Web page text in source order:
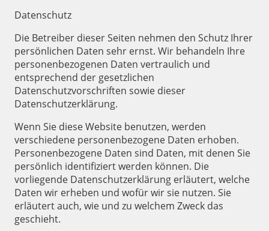
Datenschutz
Die Betreiber dieser Seiten nehmen den Schutz Ihrer
persönlichen Daten sehr ernst. Wir behandeln Ihre
personenbezogenen Daten vertraulich und
entsprechend der gesetzlichen
Datenschutzvorschriften sowie dieser
Datenschutzerklärung.
Wenn Sie diese Website benutzen, werden
verschiedene personenbezogene Daten erhoben.
Personenbezogene Daten sind Daten, mit denen Sie
persönlich identifiziert werden können. Die
vorliegende Datenschutzerklärung erläutert, welche
Daten wir erheben und wofür wir sie nutzen. Sie
erläutert auch, wie und zu welchem Zweck das
geschieht.